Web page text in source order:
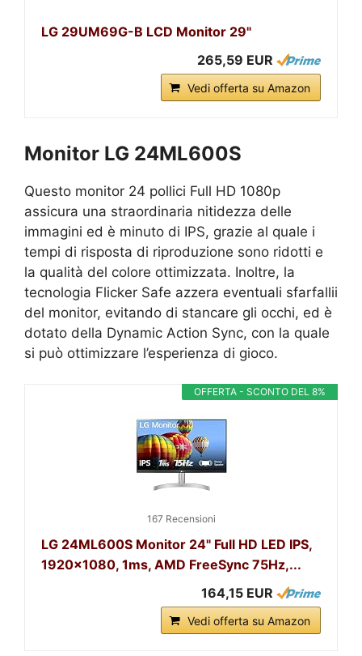
LG 29UM69G-B LCD Monitor 29"
265,59 EUR
Vedi offerta su Amazon
Monitor LG 24ML600S
Questo monitor 24 pollici Full HD 1080p
assicura una straordinaria nitidezza delle
immagini ed è minuto di IPS, grazie al quale i
tempi di risposta di riproduzione sono ridotti e
la qualità del colore ottimizzata. Inoltre, la
tecnologia Flicker Safe azzera eventuali sfarfallii
del monitor, evitando di stancare gli occhi, ed è
dotato della Dynamic Action Sync, con la quale
si può ottimizzare l’esperienza di gioco.
OFFERTA - SCONTO DEL 8%
167 Recensioni
LG 24ML600S Monitor 24" Full HD LED IPS,
1920x1080, 1ms, AMD FreeSync 75Hz,...
164,15 EUR
Vedi offerta su Amazon